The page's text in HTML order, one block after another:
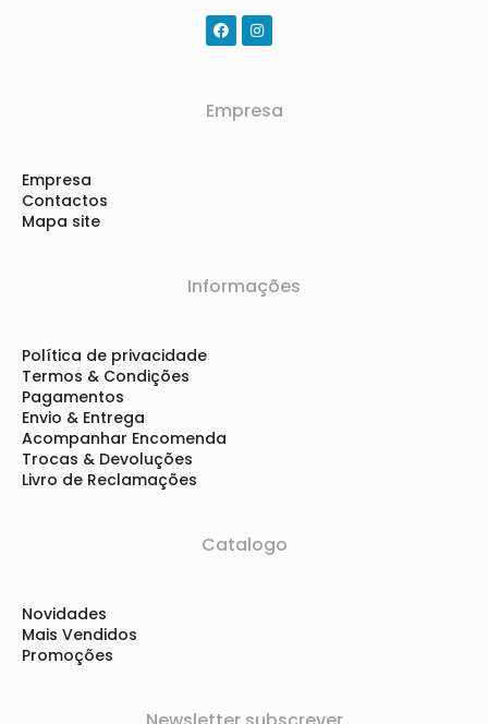
Empresa
Empresa
Contactos
Mapa site
Informações
Política de privacidade
Termos & Condições
Pagamentos
Envio & Entrega
Acompanhar Encomenda
Trocas & Devoluções
Livro de Reclamações
Catalogo
Novidades
Mais Vendidos
Promoções